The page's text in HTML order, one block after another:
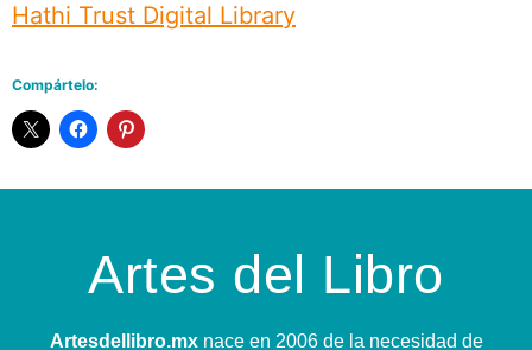
Hathi Trust Digital Library
Compártelo:
Artes del Libro
Artesdellibro.mxnace en 2006 de la necesidad de